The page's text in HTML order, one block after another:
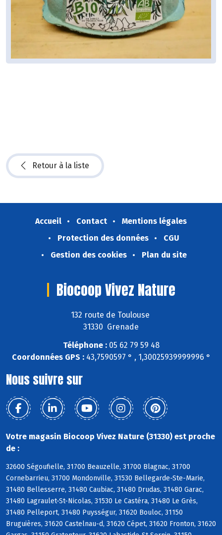
Retour à la liste
Accueil Contact
Mentions légales
Protection des données
CGU
Gestion des cookies
Plan du site
Biocoop Vivez Nature
132 route de Toulouse
31330 Grenade
Téléphone :05 62 79 59 48
Coordonnées GPS :43,7590597 ° , 1,30025939999996 °
Nous suivre sur
Votre magasin Biocoop Vivez Nature (31330) est proche
de :
32600 Ségoufielle, 31700 Beauzelle, 31700 Blagnac, 31700
Cornebarrieu, 31700 Mondonville, 31530 Bellegarde-Ste-Marie,
31480 Bellesserre, 31480 Caubiac, 31480 Drudas, 31480 Garac,
31480 Lagraulet-St-Nicolas, 31530 Le Castéra, 31480 Le Grès,
31480 Pelleport, 31480 Puysségur, 31620 Bouloc, 31150
Bruguières, 31620 Castelnau-d, 31620 Cépet, 31620 Fronton, 31620